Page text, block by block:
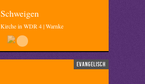
Schweigen
Kirche in WDR 4 | Warnke
evangelisch